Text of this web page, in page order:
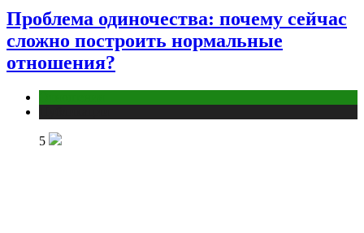
Проблема одиночества: почему сейчас
сложно построить нормальные
отношения?
5